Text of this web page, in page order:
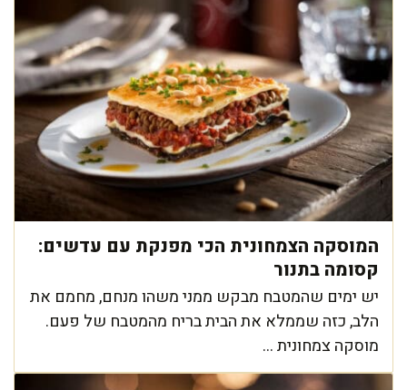
המוסקה הצמחונית הכי מפנקת עם עדשים:
קסומה בתנור
יש ימים שהמטבח מבקש ממני משהו מנחם, מחמם את
הלב, כזה שממלא את הבית בריח מהמטבח של פעם.
מוסקה צמחונית ...